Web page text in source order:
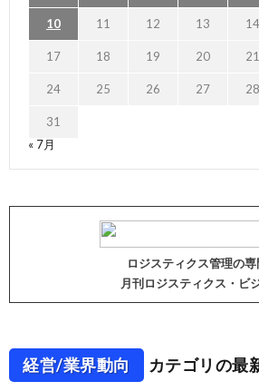
10 11 12 13 14
17 18 19 20 21
24 25 26 27 28
31
« 7月
ロジスティクス管理の専
月刊ロジスティクス・ビ
経営/業界動向 カテゴリの最